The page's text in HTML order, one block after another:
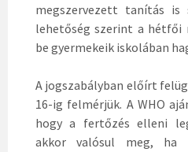
megszervezett tanítás is
lehetőség szerint a hétfői
be gyermekeik iskolában
A jogszabályban előírt
16-ig felmérjük. A WHO
hogy a fertőzés elleni
akkor valósul meg, ha